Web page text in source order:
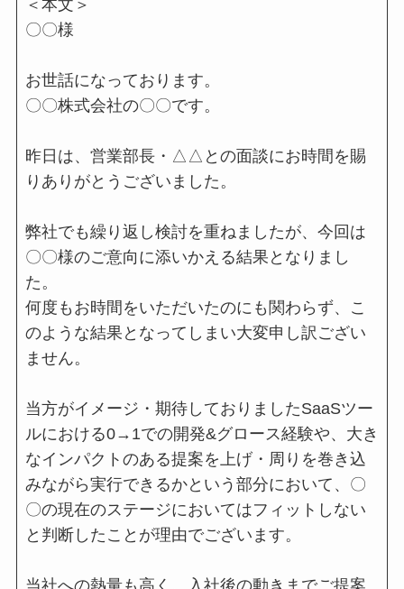
＜本文＞
〇〇様
お世話になっております。
〇〇株式会社の〇〇です。
昨日は、営業部長・△△との面談にお時間を賜
りありがとうございました。
弊社でも繰り返し検討を重ねましたが、今回は
〇〇様のご意向に添いかえる結果となりまし
た。
何度もお時間をいただいたのにも関わらず、こ
のような結果となってしまい大変申し訳ござい
ません。
当方がイメージ・期待しておりましたSaaSツー
ルにおける0→1での開発&グロース経験や、大き
なインパクトのある提案を上げ・周りを巻き込
みながら実行できるかという部分において、〇
〇の現在のステージにおいてはフィットしない
と判断したことが理由でございます。
当社への熱量も高く、入社後の動きまでご提案